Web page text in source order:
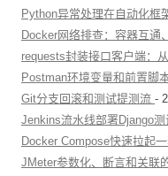
Python异常处理在自动化框
Docker网络排查：容器互通
requests封装接口客户端：
Postman环境变量和前置脚
Git分支回滚和测试提测流 -
Jenkins流水线部署Django测
Docker Compose快速拉起
JMeter参数化、断言和关联